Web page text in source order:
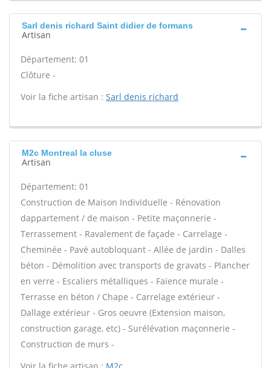
Sarl denis richard Saint didier de formans
Artisan
Département: 01
Clôture -
Voir la fiche artisan : Sarl denis richard
M2c Montreal la cluse
Artisan
Département: 01
Construction de Maison Individuelle - Rénovation
dappartement / de maison - Petite maçonnerie -
Terrassement - Ravalement de façade - Carrelage -
Cheminée - Pavé autobloquant - Allée de jardin - Dalles
béton - Démolition avec transports de gravats - Plancher
en verre - Escaliers métalliques - Faïence murale -
Terrasse en béton / Chape - Carrelage extérieur -
Dallage extérieur - Gros oeuvre (Extension maison,
construction garage, etc) - Surélévation maçonnerie -
Construction de murs -